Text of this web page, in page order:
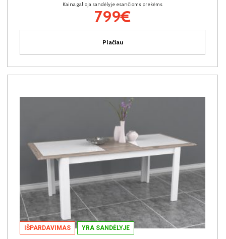
Kaina galioja sandėlyje esančioms prekėms
799€
Plačiau
IŠPARDAVIMAS YRA SANDĖLYJE